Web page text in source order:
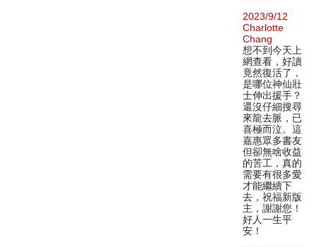
2023/9/12
Charlotte
Chang
想不到今天上
網查看，好讀
竟然復活了，
是哪位神仙壯
士伸出援手？
還沒仔細搜尋
來龍去脈，已
喜極而泣。這
嘉惠眾多書友
但卻無啥收益
的苦工，真的
需要有很多愛
才能繼續下
去，祝福新版
主，謝謝您！
好人一生平
安！